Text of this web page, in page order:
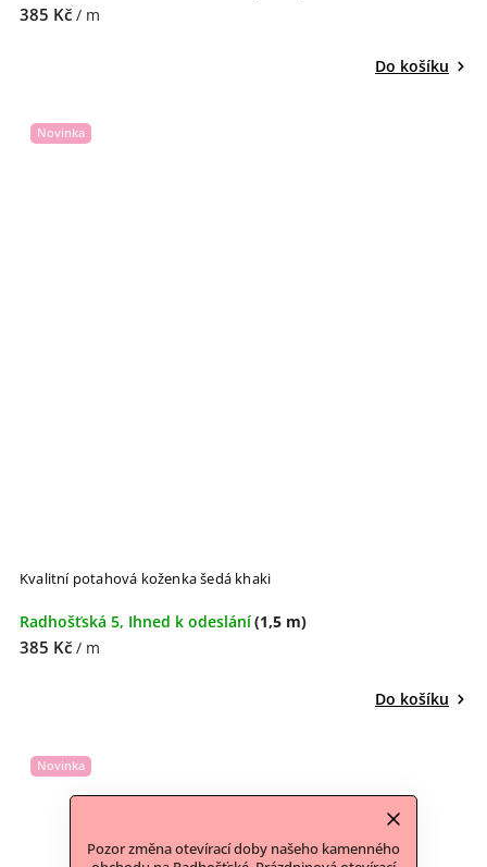
Pozor změna otevírací doby našeho kamenného
385 Kč / m
Do košíku
Novinka
Kvalitní potahová koženka šedá khaki
Radhošťská 5, Ihned k odeslání(1,5 m)
385 Kč / m
Do košíku
Novinka